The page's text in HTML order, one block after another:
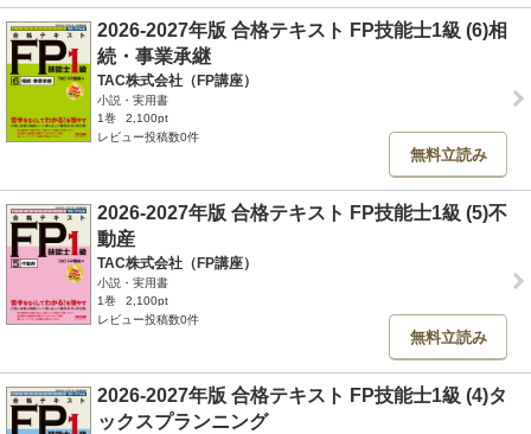
2026-2027年版 合格テキスト FP技能士1級 (6)相
続・事業承継
TAC株式会社（FP講座）
小説・実用書
1巻
2,100pt
レビュー投稿数0件
無料立読み
2026-2027年版 合格テキスト FP技能士1級 (5)不
動産
TAC株式会社（FP講座）
小説・実用書
1巻
2,100pt
レビュー投稿数0件
無料立読み
2026-2027年版 合格テキスト FP技能士1級 (4)タ
ックスプランニング